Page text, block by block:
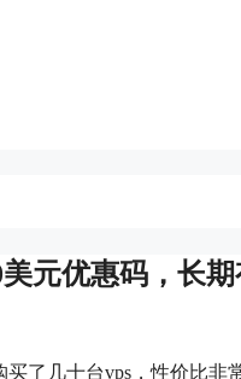
元优惠码，长
了几十台vps，性价比非